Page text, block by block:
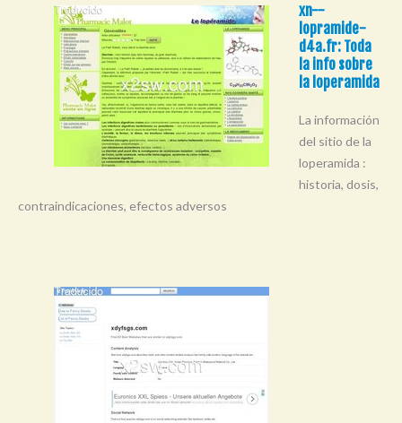
xn--
lopramide-
d4a.fr: Toda
la info sobre
la loperamida
La información
del sitio de la
loperamida :
historia, dosis,
contraindicaciones, efectos adversos